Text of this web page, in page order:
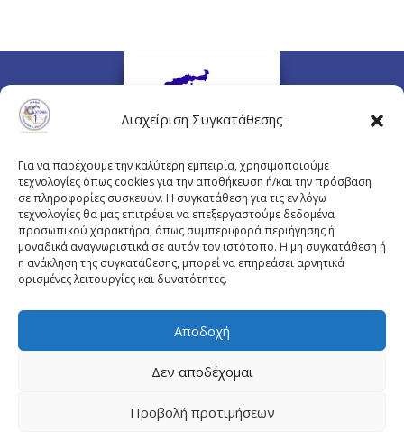
Διαχείριση Συγκατάθεσης
Για να παρέχουμε την καλύτερη εμπειρία, χρησιμοποιούμε
τεχνολογίες όπως cookies για την αποθήκευση ή/και την πρόσβαση
σε πληροφορίες συσκευών. Η συγκατάθεση για τις εν λόγω
τεχνολογίες θα μας επιτρέψει να επεξεργαστούμε δεδομένα
προσωπικού χαρακτήρα, όπως συμπεριφορά περιήγησης ή
μοναδικά αναγνωριστικά σε αυτόν τον ιστότοπο. Η μη συγκατάθεση ή
η ανάκληση της συγκατάθεσης, μπορεί να επηρεάσει αρνητικά
ορισμένες λειτουργίες και δυνατότητες.
Αποδοχή
Δεν αποδέχομαι
Προβολή προτιμήσεων
Πλουτάρχου 3, 10675 Αθήνα
Email επικοινωνίας:pisinfo@pis.gr
© Copyright pis.gr 2019 - Designed & Hosted by